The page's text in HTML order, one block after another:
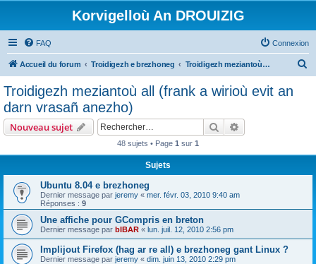
Korvigelloù An DROUIZIG
FAQ Connexion
Accueil du forum Troidigezh e brezhoneg Troidigezh meziantoù all (frank a wirioù evit an darn vrasañ anezho)
Troidigezh meziantoù all (frank a wirioù evit an
darn vrasañ anezho)
Nouveau sujet Rechercher
48 sujets • Page 1 sur 1
Sujets
Ubuntu 8.04 e brezhoneg
Dernier message par jeremy « mer. févr. 03, 2010 9:40 am
Réponses : 9
Une affiche pour GCompris en breton
Dernier message par bIBAR « lun. juil. 12, 2010 2:56 pm
Implijout Firefox (hag ar re all) e brezhoneg gant Linux ?
Dernier message par jeremy « dim. juin 13, 2010 2:29 pm